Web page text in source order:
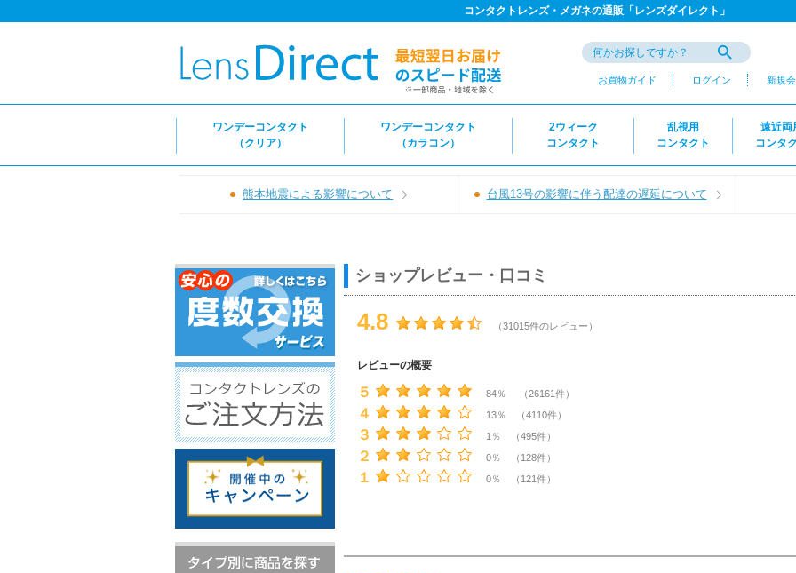
コンタクトレンズ・メガネの通販「レンズダイレクト」
お買物ガイド ログイン 新規
ワンデーコンタクト
（クリア）
ワンデーコンタクト
（カラコン）
2ウィーク
コンタクト
乱視用
コンタクト
遠近両
コンタ
熊本地震による影響について 台風13号の影響に伴う配達の遅延について
ショップレビュー・口コミ
4.8 （31015件のレビュー）
レビューの概要
５ 84％ （26161件）
４ 13％ （4110件）
３ 1％ （495件）
２ 0％ （128件）
１ 0％ （121件）